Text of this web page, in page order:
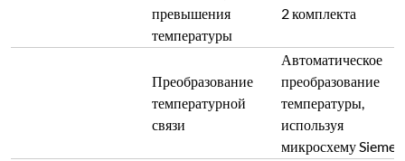
превышения
температуры
2 комплекта
Преобразование
температурной
связи
Автоматическое
преобразование
температуры,
используя
микросхему